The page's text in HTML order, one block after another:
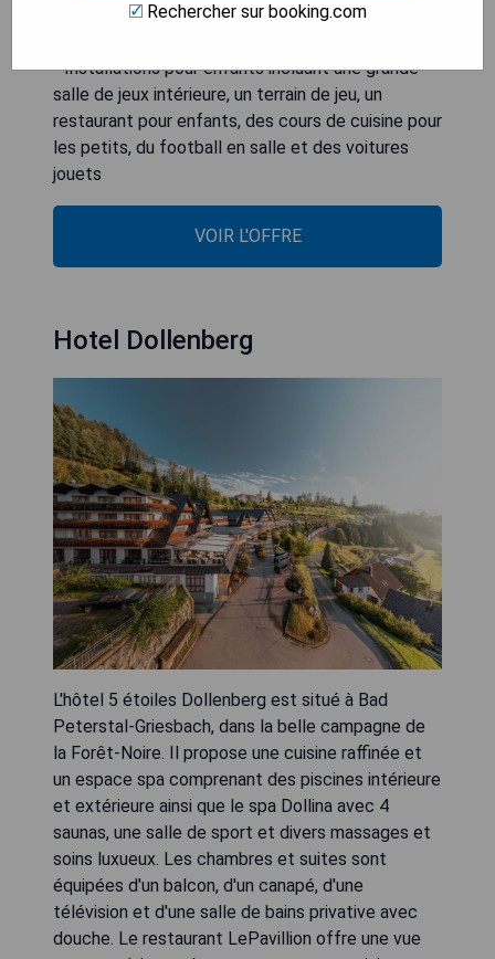
- Large choix de massages et soins esthétiques
- Installations pour enfants incluant une grande
salle de jeux intérieure, un terrain de jeu, un
restaurant pour enfants, des cours de cuisine pour
les petits, du football en salle et des voitures
jouets
VOIR L'OFFRE
Hotel Dollenberg
L'hôtel 5 étoiles Dollenberg est situé à Bad
Peterstal-Griesbach, dans la belle campagne de
la Forêt-Noire. Il propose une cuisine raffinée et
un espace spa comprenant des piscines intérieure
et extérieure ainsi que le spa Dollina avec 4
saunas, une salle de sport et divers massages et
soins luxueux. Les chambres et suites sont
équipées d'un balcon, d'un canapé, d'une
télévision et d'une salle de bains privative avec
douche. Le restaurant LePavillion offre une vue
Rechercher sur booking.com